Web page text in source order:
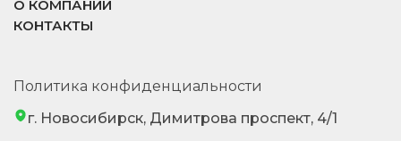
О КОМПАНИИ
КОНТАКТЫ
Политика конфиденциальности
г. Новосибирск, Димитрова проспект, 4/1